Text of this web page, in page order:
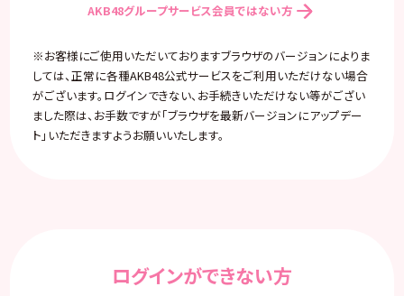
AKB48グループサービス会員ではない方
※お客様にご使用いただいておりますブラウザのバージョンによりま
しては、正常に各種AKB48公式サービスをご利用いただけない場合
がございます。ログインできない、お手続きいただけない等がござい
ました際は、お手数ですが「ブラウザを最新バージョンにアップデー
ト」いただきますようお願いいたします。
ログインができない方